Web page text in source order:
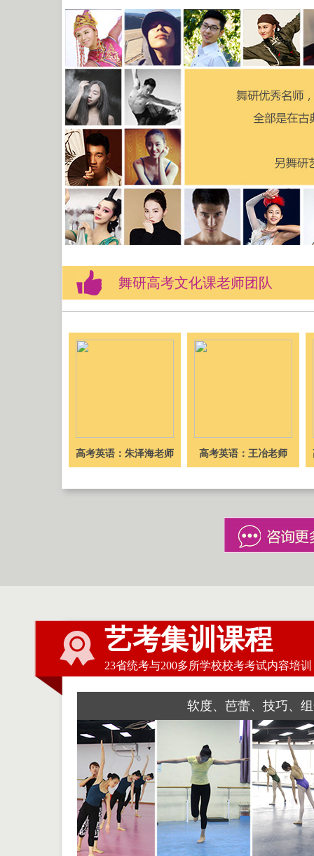
舞研高考文化课老师团队
高考英语：朱泽海老师 高考英语：王冶老师
艺考集训课程
23省统考与200多所学校校考考试内容培训
软度、芭蕾、技巧、